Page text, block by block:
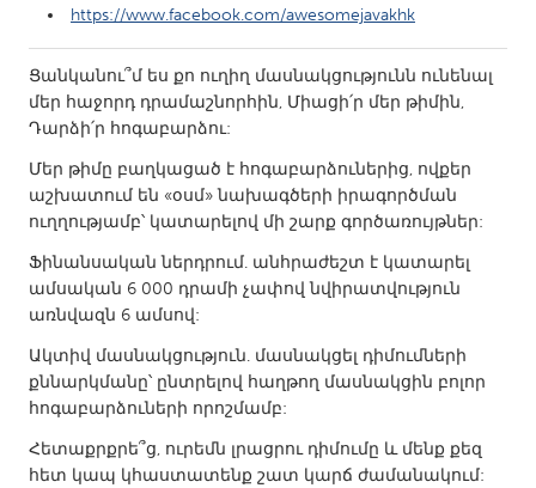
State College, PA
Washington, DC
Westminster, MD
UZBEKISTAN
Tashkent
https://www.facebook.com/awesomejavakhk
Ցանկանու՞մ ես քո ուղիղ մասնակցությունն ունենալ
մեր հաջորդ դրամաշնորհին, Միացի՛ր մեր թիմին,
Դարձի՛ր հոգաբարձու:
Մեր թիմը բաղկացած է հոգաբարձուներից, ովքեր
աշխատում են «օսմ» նախագծերի իրագործման
ուղղությամբ՝ կատարելով մի շարք գործառույթներ:
Ֆինանսական ներդրում. անհրաժեշտ է կատարել
ամսական 6 000 դրամի չափով նվիրատվություն
առնվազն 6 ամսով:
Ակտիվ մասնակցություն. մասնակցել դիմումների
քննարկմանը՝ ընտրելով հաղթող մասնակցին բոլոր
հոգաբարձուների որոշմամբ:
Հետաքրքրե՞ց, ուրեմն լրացրու դիմումը և մենք քեզ
հետ կապ կհաստատենք շատ կարճ ժամանակում: